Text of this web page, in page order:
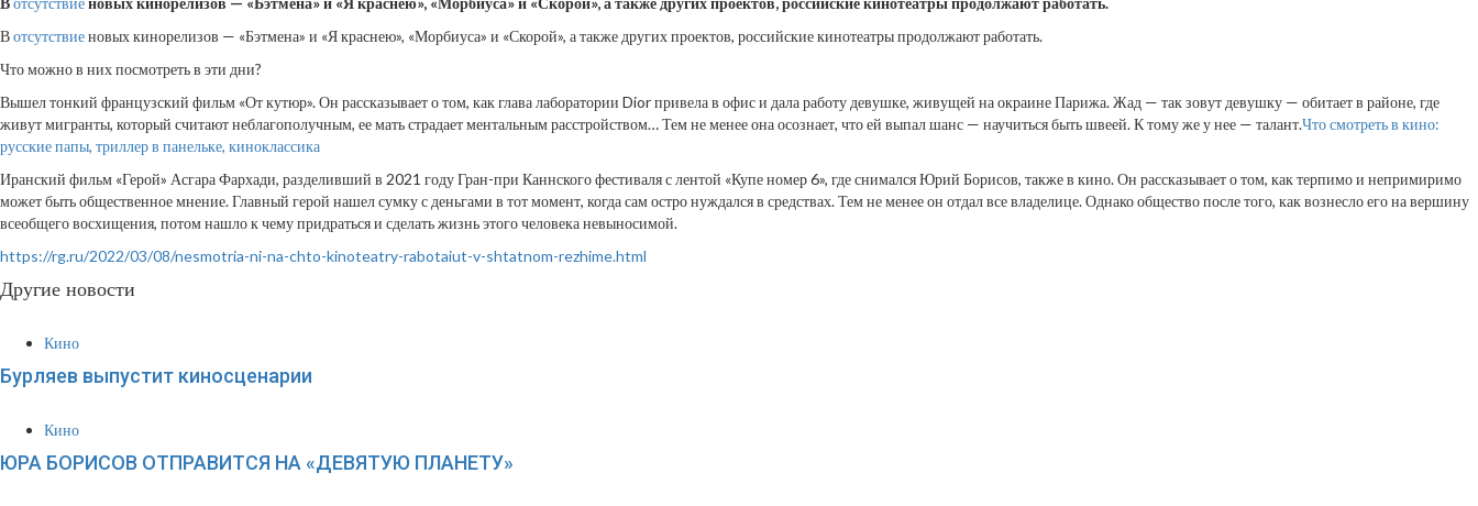
Вотсутствиеновых кинорелизов — «Бэтмена» и «Я краснею», «Морбиуса» и «Скорой», а также других проектов, российские кинотеатры продолжают работать.
Что можно в них посмотреть в эти дни?
Вышел тонкий французский фильм «От кутюр». Он рассказывает о том, как глава лаборатории Dior привела в офис и дала работу девушке, живущей на окраине Парижа. Жад — так зовут девушку — обитает в районе, где
живут мигранты, который считают неблагополучным, ее мать страдает ментальным расстройством… Тем не менее она осознает, что ей выпал шанс — научиться быть швеей. К тому же у нее — талант.Что смотреть в кино:
русские папы, триллер в панельке, киноклассика
Иранский фильм «Герой» Асгара Фархади, разделивший в 2021 году Гран-при Каннского фестиваля с лентой «Купе номер 6», где снимался Юрий Борисов, также в кино. Он рассказывает о том, как терпимо и непримиримо
может быть общественное мнение. Главный герой нашел сумку с деньгами в тот момент, когда сам остро нуждался в средствах. Тем не менее он отдал все владелице. Однако общество после того, как вознесло его на вершину
всеобщего восхищения, потом нашло к чему придраться и сделать жизнь этого человека невыносимой.
https://rg.ru/2022/03/08/nesmotria-ni-na-chto-kinoteatry-rabotaiut-v-shtatnom-rezhime.html
Другие новости
Кино
Бурляев выпустит киносценарии
Кино
ЮРА БОРИСОВ ОТПРАВИТСЯ НА «ДЕВЯТУЮ ПЛАНЕТУ»